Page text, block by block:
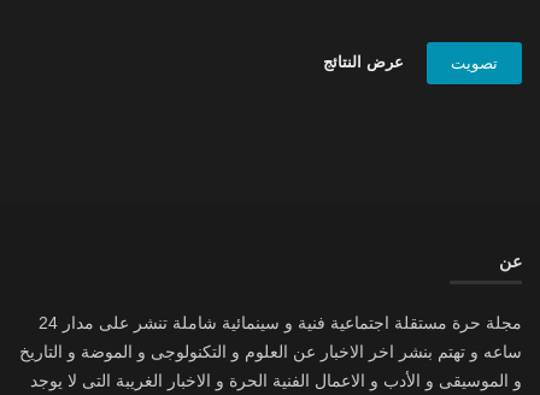
تصويت عرض النتائج
عن
مجلة حرة مستقلة اجتماعية فنية و سينمائية شاملة تنشر على مدار 24
ساعه و تهتم بنشر اخر الاخبار عن العلوم و التكنولوجى و الموضة و التاريخ
و الموسيقى و الأدب و الاعمال الفنية الحرة و الاخبار الغريبة التى لا يوجد